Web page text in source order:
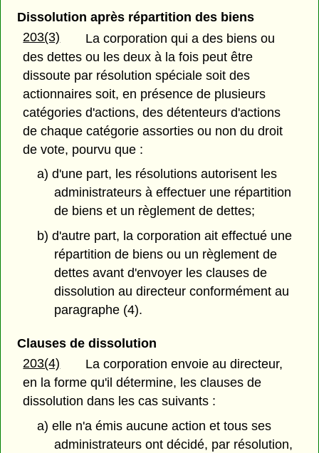
Dissolution après répartition des biens
203(3)
La corporation qui a des biens ou
des dettes ou les deux à la fois peut être
dissoute par résolution spéciale soit des
actionnaires soit, en présence de plusieurs
catégories d'actions, des détenteurs d'actions
de chaque catégorie assorties ou non du droit
de vote, pourvu que :
a) d'une part, les résolutions autorisent les
administrateurs à effectuer une répartition
de biens et un règlement de dettes;
b) d'autre part, la corporation ait effectué une
répartition de biens ou un règlement de
dettes avant d'envoyer les clauses de
dissolution au directeur conformément au
paragraphe (4).
Clauses de dissolution
203(4)
La corporation envoie au directeur,
en la forme qu'il détermine, les clauses de
dissolution dans les cas suivants :
a) elle n'a émis aucune action et tous ses
administrateurs ont décidé, par résolution,